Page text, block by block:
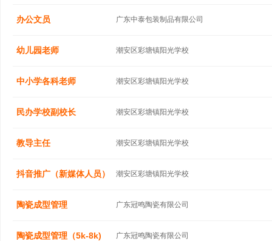
办公文员 广东中泰包装制品有限公司
幼儿园老师 潮安区彩塘镇阳光学校
中小学各科老师 潮安区彩塘镇阳光学校
民办学校副校长 潮安区彩塘镇阳光学校
教导主任 潮安区彩塘镇阳光学校
抖音推广（新媒体人员） 潮安区彩塘镇阳光学校
陶瓷成型管理 广东冠鸣陶瓷有限公司
陶瓷成型管理（5k-8k) 广东冠鸣陶瓷有限公司